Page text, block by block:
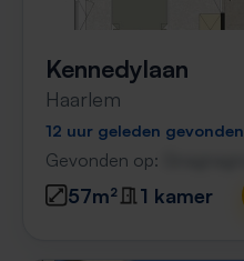
Kennedylaan
Haarlem
12 uur geleden gevonden
Gevonden op:
57m² 1 kamer